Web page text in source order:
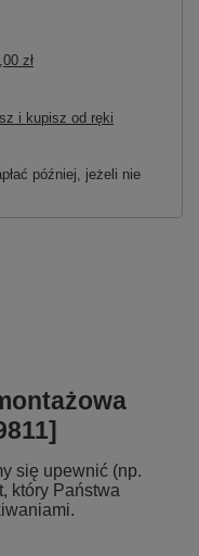
zł
i kupisz od ręki
później, jeżeli nie
się upewnić (np.
który Państwa